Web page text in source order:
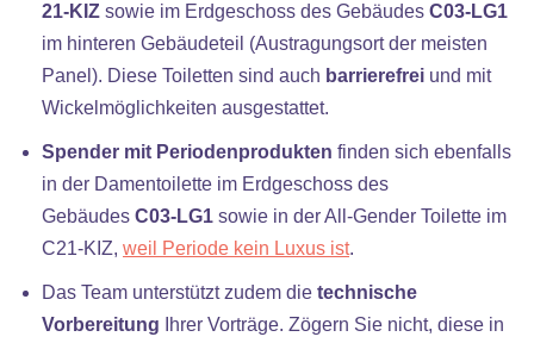
21-KIZ sowie im Erdgeschoss des Gebäudes C03-LG1
im hinteren Gebäudeteil (Austragungsort der meisten
Panel). Diese Toiletten sind auch barrierefrei und mit
Wickelmöglichkeiten ausgestattet.
Spender mit Periodenprodukten finden sich ebenfalls
in der Damentoilette im Erdgeschoss des
Gebäudes C03-LG1 sowie in der All-Gender Toilette im
C21-KIZ, weil Periode kein Luxus ist.
Das Team unterstützt zudem die technische
Vorbereitung Ihrer Vorträge. Zögern Sie nicht, diese in